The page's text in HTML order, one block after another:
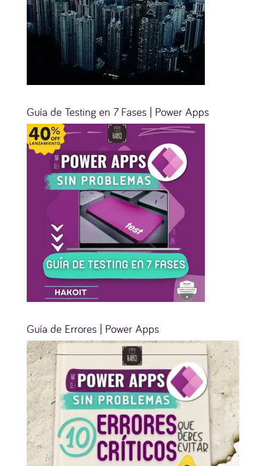
Guía de Testing en 7 Fases | Power Apps
Guía de Errores | Power Apps